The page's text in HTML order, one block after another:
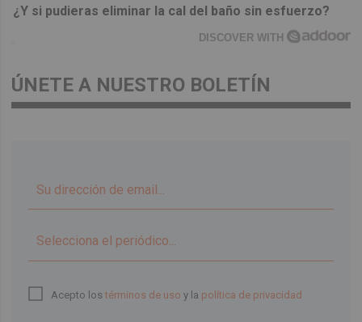
¿Y si pudieras eliminar la cal del baño sin esfuerzo?
DISCOVER WITH
ÚNETE A NUESTRO BOLETÍN
Acepto lostérminos de uso y la política de privacidad